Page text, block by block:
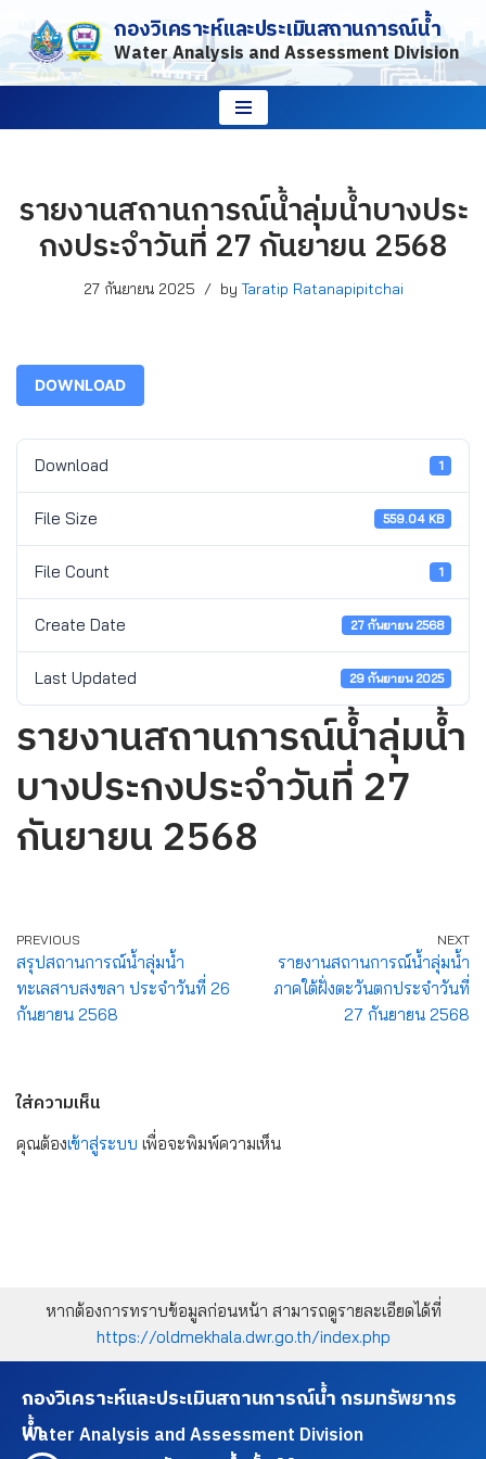
Skip
to
กองวิเคราะห์และประเมินสถานการณ์น้ำ
Water Analysis and Assessment Division
รายงานสถานการณ์น้ำลุ่มน้ำบางประ
กงประจำวันที่ 27 กันยายน 2568
27 กันยายน 2025 by Taratip Ratanapipitchai
DOWNLOAD
Download 1
File Size 559.04 KB
File Count 1
Create Date 27 กันยายน 2568
Last Updated 29 กันยายน 2025
รายงานสถานการณ์น้ำลุ่มน้ำ
บางประกงประจำวันที่ 27
กันยายน 2568
PREVIOUS
สรุปสถานการณ์น้ำลุ่มน้ำ
ทะเลสาบสงขลา ประจำวันที่ 26
กันยายน 2568
NEXT
รายงานสถานการณ์น้ำลุ่มน้ำ
ภาคใต้ฝั่งตะวันตกประจำวันที่
27 กันยายน 2568
ใส่ความเห็น
คุณต้องเข้าสู่ระบบ เพื่อจะพิมพ์ความเห็น
หากต้องการทราบข้อมูลก่อนหน้า สามารถดูรายละเอียดได้ที่
https://oldmekhala.dwr.go.th/index.php
กองวิเคราะห์และประเมินสถานการณ์น้ำ กรมทรัพยากร
น้ำ
Water Analysis and Assessment Division